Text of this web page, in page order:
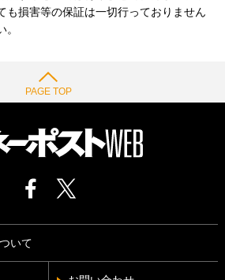
も損害等の保証は一切行っておりません
PAGE TOP
いて